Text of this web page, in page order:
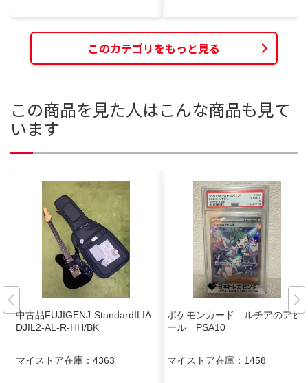
このカテゴリをもっと見る
この商品を見た人はこんな商品も見て
います
中古品FUJIGENJ-StandardILIA
DJIL2-AL-R-HH/BK
マイストア在庫： 4363
ポケモンカード ルチアのアピ
ール PSA10
マイストア在庫： 1458